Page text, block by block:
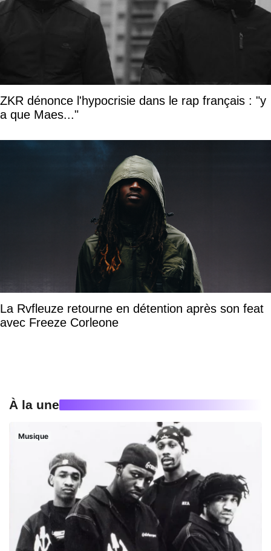
ZKR dénonce l'hypocrisie dans le rap français : "y
a que Maes..."
La Rvfleuze retourne en détention après son feat
avec Freeze Corleone
À la une
Musique